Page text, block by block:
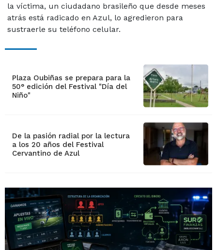
la víctima, un ciudadano brasileño que desde meses
atrás está radicado en Azul, lo agredieron para
sustraerle su teléfono celular.
Plaza Oubiñas se prepara para la
50° edición del Festival "Día del
Niño"
De la pasión radial por la lectura
a los 20 años del Festival
Cervantino de Azul